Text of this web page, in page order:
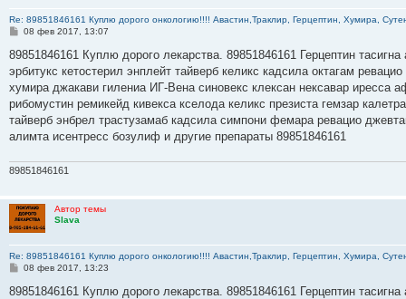
Re: 89851846161 Куплю дорого онкологию!!!! Авастин,Траклир, Герцептин, Хумира,
С
о
щ
е
и
е
08 фев 2017, 13:07
89851846161 Куплю дорого лекарства. 89851846161 Герцептин
эрбитукс кетостерил энплейт тайверб келикс кадсила октагам
хумира джакави гилениа ИГ-Вена синовекс клексан нексавар иресса
рибомустин ремикейд кивекса кселода келикс презиста гемзар
тайверб энбрел трастузамаб кадсила симпони фемара ревацио
алимта исентресс бозулиф и другие препараты 89851846161
89851846161
Автор темы
Slava
Re: 89851846161 Куплю дорого онкологию!!!! Авастин,Траклир, Герцептин, Хумира,
С
о
08 фев 2017, 13:23
89851846161 Куплю дорого лекарства. 89851846161 Герцептин